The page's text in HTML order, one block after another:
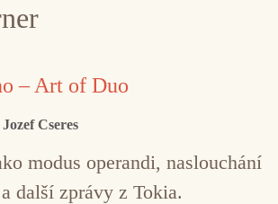
– Art of Duo
Jozef Cseres
modus operandi, naslouchání
další zprávy z Tokia.